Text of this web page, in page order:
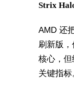
Strix
AMD 还
刷新版
核心，
关键指标